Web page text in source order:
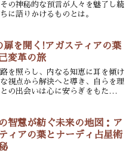
の神秘的な預言が人々を魅了し続
に語りかけるものとは。
扉を開く!アガスティアの葉
変革の旅
を照らし、内なる知恵に耳を傾け
視点から解決へと導き、自らを理
の出会いは心に安らぎをもたら
智慧が紡ぐ未来の地図：ア
ィアの葉とナーディ占星術